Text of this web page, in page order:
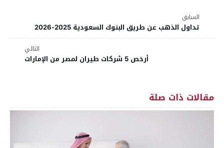
السابق
تداول الذهب عن طريق البنوك السعودية 2025-2026
التالي
أرخص 5 شركات طيران لمصر من الإمارات
مقالات ذات صلة